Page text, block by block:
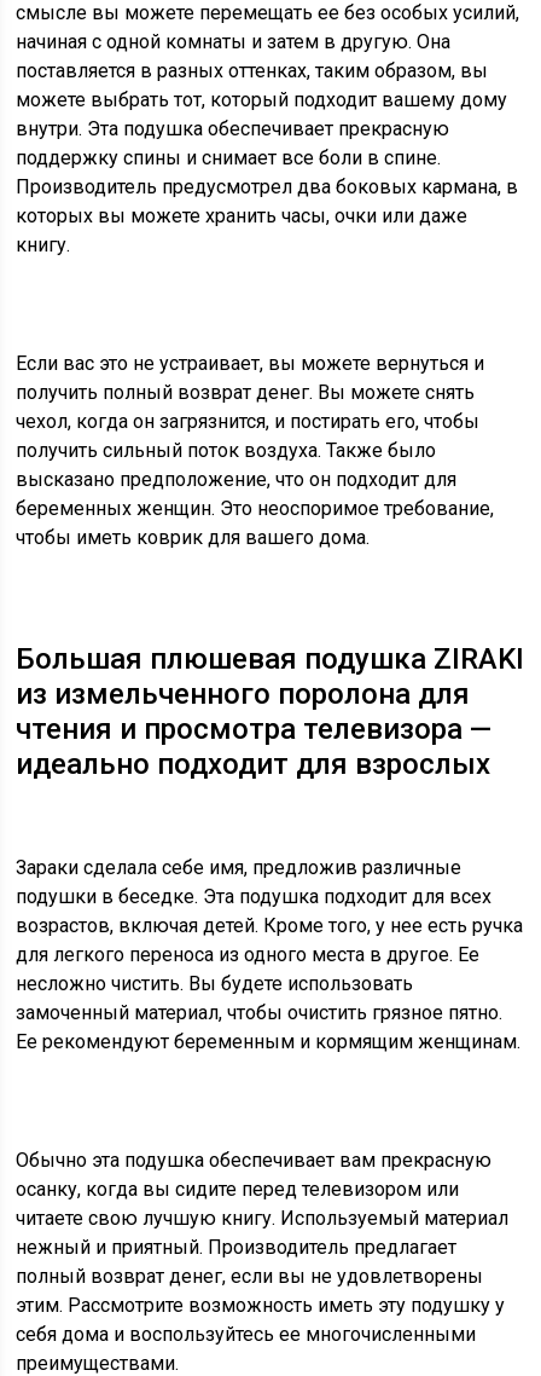
смысле вы можете перемещать ее без особых усилий,
начиная с одной комнаты и затем в другую. Она
поставляется в разных оттенках, таким образом, вы
можете выбрать тот, который подходит вашему дому
внутри. Эта подушка обеспечивает прекрасную
поддержку спины и снимает все боли в спине.
Производитель предусмотрел два боковых кармана, в
которых вы можете хранить часы, очки или даже
книгу.
Если вас это не устраивает, вы можете вернуться и
получить полный возврат денег. Вы можете снять
чехол, когда он загрязнится, и постирать его, чтобы
получить сильный поток воздуха. Также было
высказано предположение, что он подходит для
беременных женщин. Это неоспоримое требование,
чтобы иметь коврик для вашего дома.
Большая плюшевая подушка ZIRAKI
из измельченного поролона для
чтения и просмотра телевизора —
идеально подходит для взрослых
Зараки сделала себе имя, предложив различные
подушки в беседке. Эта подушка подходит для всех
возрастов, включая детей. Кроме того, у нее есть ручка
для легкого переноса из одного места в другое. Ее
несложно чистить. Вы будете использовать
замоченный материал, чтобы очистить грязное пятно.
Ее рекомендуют беременным и кормящим женщинам.
Обычно эта подушка обеспечивает вам прекрасную
осанку, когда вы сидите перед телевизором или
читаете свою лучшую книгу. Используемый материал
нежный и приятный. Производитель предлагает
полный возврат денег, если вы не удовлетворены
этим. Рассмотрите возможность иметь эту подушку у
себя дома и воспользуйтесь ее многочисленными
преимуществами.